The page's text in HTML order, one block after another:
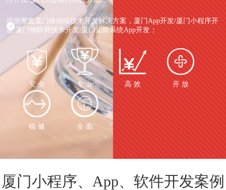
提供整套厦门移动端技术开发解决方案，厦门App开发/厦门小程序开
发/厦门物联网技术开发/厦门知能系统App开发；
安 全 专 业 高 效 开 放
稳 健 全 面
厦门小程序、App、软件开发案例